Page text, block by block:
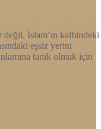
İslam’ın kalbindeki
eşsiz yerini
tanık olmak için